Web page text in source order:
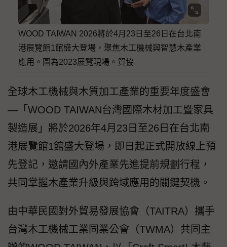
WOOD TAIWAN 2026將於4月23日至26日在台北南
港展覽館1館盛大登場，聚焦木工機械與智慧木產業
應用。圖為2023展覽現場。貿協
全球木工機械與木質加工產業的重要年度盛會
—「WOOD TAIWAN台灣國際木材加工暨家具
製造展」將於2026年4月23日至26日在台北南
港展覽館1館盛大登場，即日起正式開放線上預
先登記，邀請國內外產業先進提前規劃行程，
共同掌握木產業升級與跨域應用的關鍵契機。
由中華民國對外貿易發展協會（TAITRA）攜手
台灣木工機械工業同業公會（TWMA）共同主